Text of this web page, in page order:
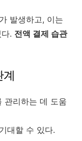
발생하고, 이는
. 전액 결제 습관
계
관리하는 데 도움
대할 수 있다.